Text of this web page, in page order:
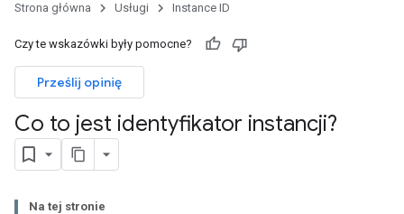
Strona główna Usługi Instance ID
Czy te wskazówki były pomocne?
Prześlij opinię
Co to jest identyfikator instancji?
Na tej stronie